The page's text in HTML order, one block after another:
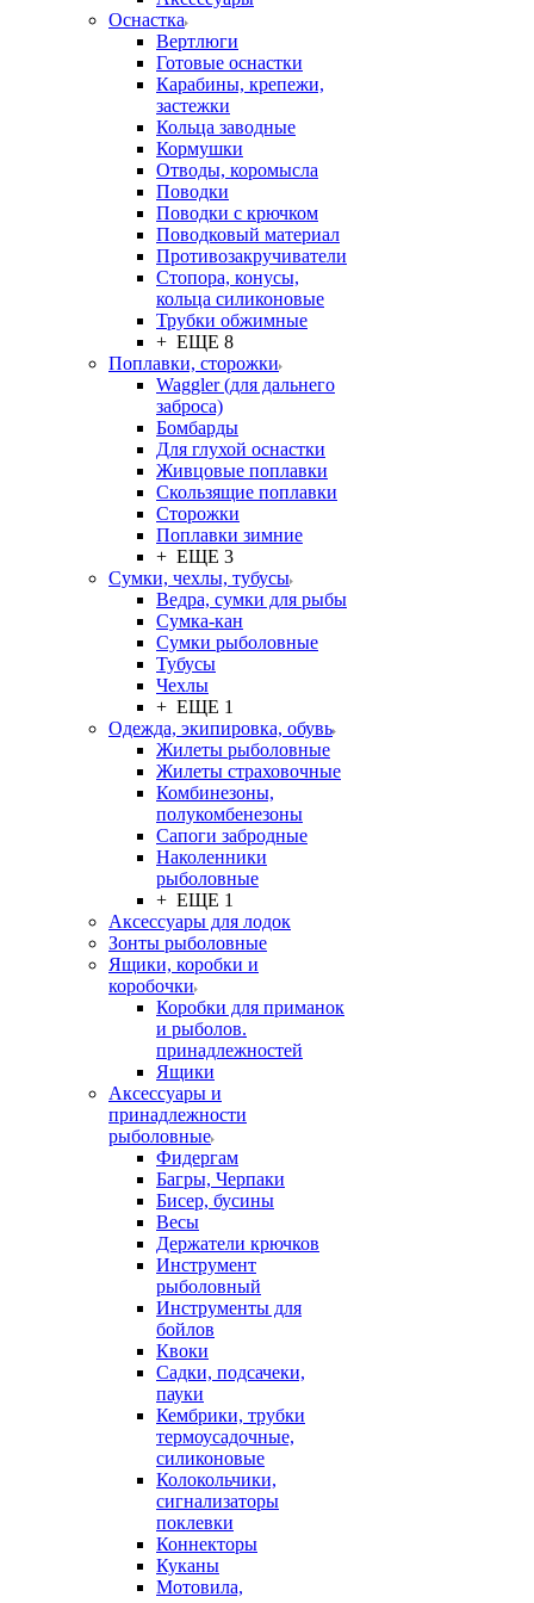
Оснастка
Вертлюги
Готовые оснастки
Карабины, крепежи,
застежки
Кольца заводные
Кормушки
Отводы, коромысла
Поводки
Поводки с крючком
Поводковый материал
Противозакручиватели
Стопора, конусы,
кольца силиконовые
Трубки обжимные
+ ЕЩЕ 8
Поплавки, сторожки
Waggler (для дальнего
заброса)
Бомбарды
Для глухой оснастки
Живцовые поплавки
Скользящие поплавки
Сторожки
Поплавки зимние
+ ЕЩЕ 3
Сумки, чехлы, тубусы
Ведра, сумки для рыбы
Сумка-кан
Сумки рыболовные
Тубусы
Чехлы
+ ЕЩЕ 1
Одежда, экипировка, обувь
Жилеты рыболовные
Жилеты страховочные
Комбинезоны,
полукомбенезоны
Сапоги забродные
Наколенники
рыболовные
+ ЕЩЕ 1
Аксессуары для лодок
Зонты рыболовные
Ящики, коробки и
коробочки
Коробки для приманок
и рыболов.
принадлежностей
Ящики
Аксессуары и
принадлежности
рыболовные
Фидергам
Багры, Черпаки
Бисер, бусины
Весы
Держатели крючков
Инструмент
рыболовный
Инструменты для
бойлов
Квоки
Садки, подсачеки,
пауки
Кембрики, трубки
термоусадочные,
силиконовые
Колокольчики,
сигнализаторы
поклевки
Коннекторы
Куканы
Мотовила,